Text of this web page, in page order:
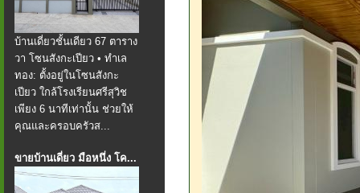
บ้านเดี่ยวชั้นเดียว 67 ตาราง
วา โซนสังกะเปียว • ทำเล
ทอง: ตั้งอยู่ในโซนสังกะ
เปียว ใกล้โรงเรียนศรีสุวิช
เพียง 6 นาทีเท่านั้น ช่วยให้
คุณและครอบครัวส...
ขายบ้านเดี่ยว มือหนึ่ง โค...